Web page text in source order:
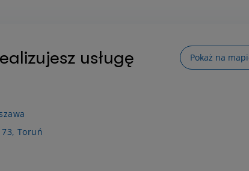
usługę Pokaż na
Toruń